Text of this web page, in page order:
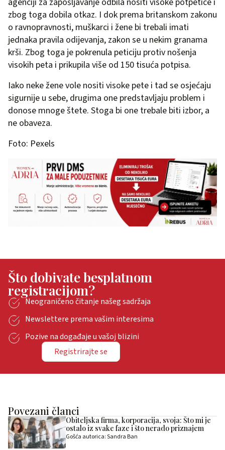
zbog toga dobila otkaz. I dok prema britanskom zakonu
o ravnopravnosti, muškarci i žene bi trebali imati
jednaka pravila odijevanja, zakon se u nekim granama
krši. Zbog toga je pokrenula peticiju protiv nošenja
visokih peta i prikupila više od 150 tisuća potpisa.
Iako neke žene vole nositi visoke pete i tad se osjećaju
sigurnije u sebe, drugima one predstavljaju problem i
donose mnoge štete. Stoga bi one trebale biti izbor, a
ne obaveza.
Foto: Pexels
Što dobivate besplatnom
registracijom?
Neograničeno čitanje našeg sadržaja
Newslettere prema vašim interesima
Pozive na događaje u vašoj blizini
Registrirajte se
Povezani članci
Obiteljska firma, korporacija, svoja: Što mi je
ostalo iz svake faze i što nerado priznajem
Gošća autorica: Sandra Ban